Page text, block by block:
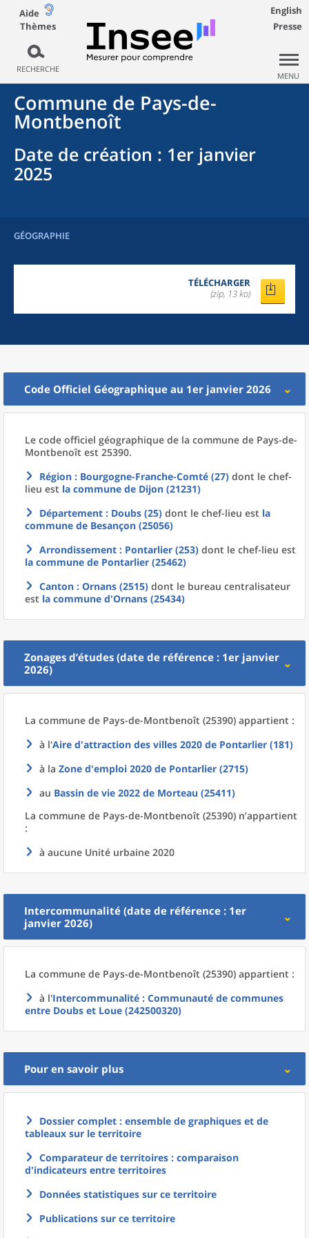
Aide
Thèmes
RECHERCHE
English
Presse
MENU
Commune de Pays-de-
Montbenoît
Date de création : 1er janvier
2025
GÉOGRAPHIE
TÉLÉCHARGER
(zip, 13 ko)
Code Officiel Géographique au 1er janvier 2026
Le code officiel géographique de la commune de Pays-de-
Montbenoît est 25390.
Région : Bourgogne-Franche-Comté (27) dont le chef-
lieu est la commune de Dijon (21231)
Département : Doubs (25) dont le chef-lieu est la
commune de Besançon (25056)
Arrondissement : Pontarlier (253) dont le chef-lieu est
la commune de Pontarlier (25462)
Canton : Ornans (2515) dont le bureau centralisateur
est la commune d'Ornans (25434)
Zonages d’études (date de référence : 1er janvier
2026)
La commune de Pays-de-Montbenoît (25390) appartient :
à l'Aire d'attraction des villes 2020 de Pontarlier (181)
à la Zone d'emploi 2020 de Pontarlier (2715)
au Bassin de vie 2022 de Morteau (25411)
La commune de Pays-de-Montbenoît (25390) n’appartient
:
à aucune Unité urbaine 2020
Intercommunalité (date de référence : 1er
janvier 2026)
La commune de Pays-de-Montbenoît (25390) appartient :
à l'Intercommunalité : Communauté de communes
entre Doubs et Loue (242500320)
Pour en savoir plus
Dossier complet : ensemble de graphiques et de
tableaux sur le territoire
Comparateur de territoires : comparaison
d'indicateurs entre territoires
Données statistiques sur ce territoire
Publications sur ce territoire